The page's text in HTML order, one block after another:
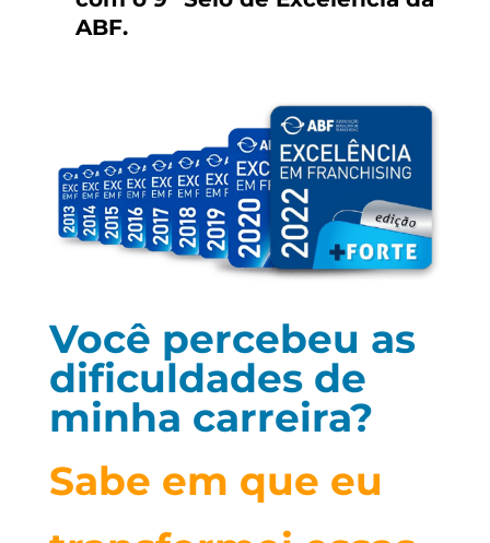
ABF.
Você percebeu as
dificuldades de
minha carreira?
Sabe em que eu